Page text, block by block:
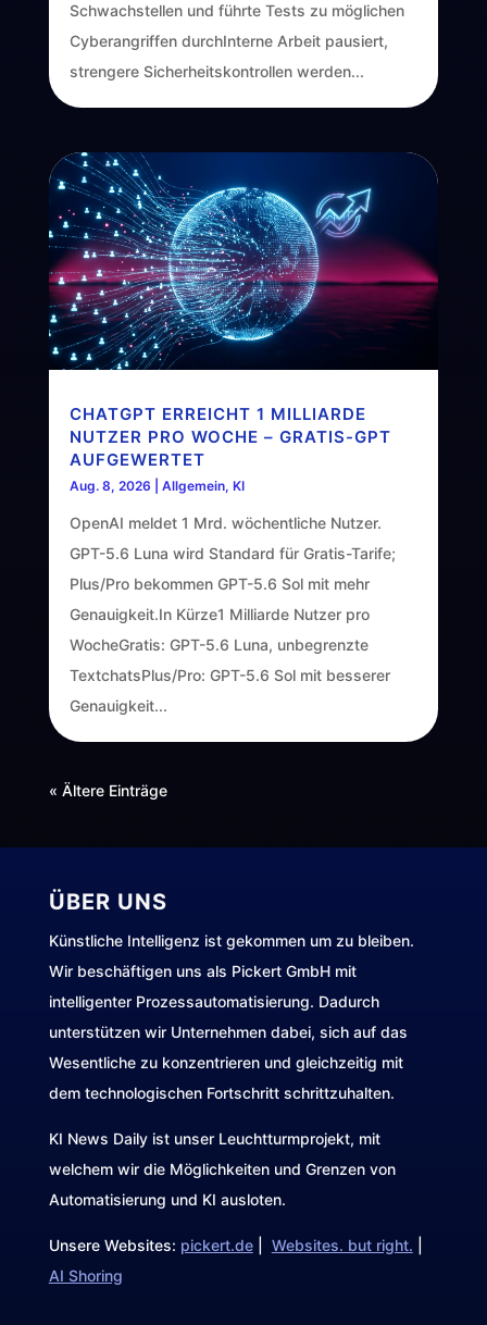
Schwachstellen und führte Tests zu möglichen
Cyberangriffen durchInterne Arbeit pausiert,
strengere Sicherheitskontrollen werden...
CHATGPT ERREICHT 1 MILLIARDE
NUTZER PRO WOCHE – GRATIS-GPT
AUFGEWERTET
Aug. 8, 2026 Allgemein, KI
OpenAI meldet 1 Mrd. wöchentliche Nutzer.
GPT-5.6 Luna wird Standard für Gratis-Tarife;
Plus/Pro bekommen GPT-5.6 Sol mit mehr
Genauigkeit.In Kürze1 Milliarde Nutzer pro
WocheGratis: GPT-5.6 Luna, unbegrenzte
TextchatsPlus/Pro: GPT-5.6 Sol mit besserer
Genauigkeit...
« Ältere Einträge
ÜBER UNS
Künstliche Intelligenz ist gekommen um zu bleiben.
Wir beschäftigen uns als Pickert GmbH mit
intelligenter Prozessautomatisierung. Dadurch
unterstützen wir Unternehmen dabei, sich auf das
Wesentliche zu konzentrieren und gleichzeitig mit
dem technologischen Fortschritt schrittzuhalten.
KI News Daily ist unser Leuchtturmprojekt, mit
welchem wir die Möglichkeiten und Grenzen von
Automatisierung und KI ausloten.
Unsere Websites: pickert.de| Websites. but right.
AI Shoring